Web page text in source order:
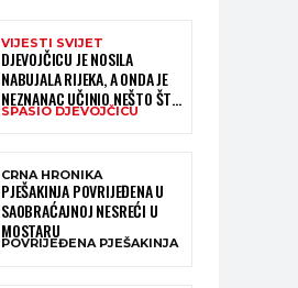
VIJESTI SVIJET
DJEVOJČICU JE NOSILA
NABUJALA RIJEKA, A ONDA JE
NEZNANAC UČINIO NEŠTO ŠTO
JE MNOGE OSTAVILO BEZ RIJEČI
SPASIO DJEVOJČICU
CRNA HRONIKA
PJEŠAKINJA POVRIJEĐENA U
SAOBRAĆAJNOJ NESREĆI U
MOSTARU
POVRIJEĐENA PJEŠAKINJA